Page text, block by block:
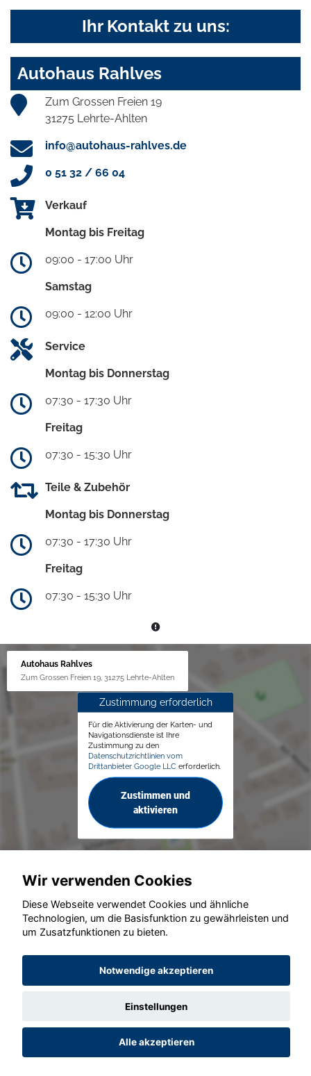
Ihr Kontakt zu uns:
Autohaus Rahlves
Zum Grossen Freien 19
31275 Lehrte-Ahlten
info@autohaus-rahlves.de
0 51 32 / 66 04
Verkauf
Montag bis Freitag
09:00 - 17:00 Uhr
Samstag
09:00 - 12:00 Uhr
Service
Montag bis Donnerstag
07:30 - 17:30 Uhr
Freitag
07:30 - 15:30 Uhr
Teile & Zubehör
Montag bis Donnerstag
07:30 - 17:30 Uhr
Freitag
07:30 - 15:30 Uhr
Autohaus Rahlves
Zum Grossen Freien 19, 31275 Lehrte-Ahlten
Zustimmung erforderlich
Für die Aktivierung der Karten- und
Navigationsdienste ist Ihre
Zustimmung zu den
Datenschutzrichtlinien vom
Drittanbieter Google LLC erforderlich.
Zustimmen und
aktivieren
© konjunkturmotor.de GmbH 2020 - 2026
Wir verwenden Cookies
Diese Webseite verwendet Cookies und ähnliche
Technologien, um die Basisfunktion zu gewährleisten und
um Zusatzfunktionen zu bieten.
Notwendige akzeptieren
Einstellungen
Alle akzeptieren